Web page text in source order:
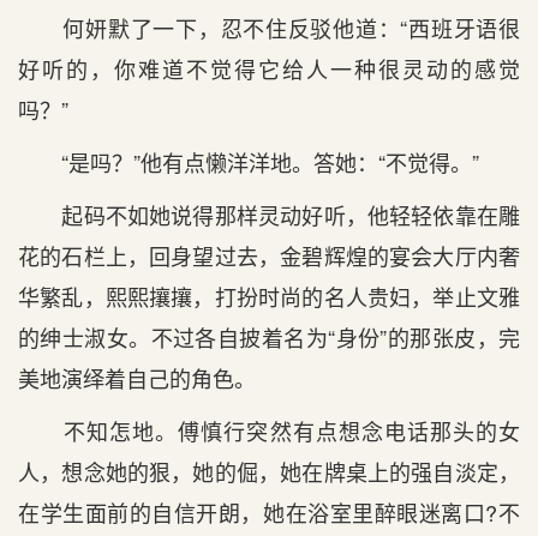
何妍默了一下，忍不住反驳他道：“西班牙语很
好听的，你难道不觉得它给人一种很灵动的感觉
吗？”
“是吗？”他有点懒洋洋地。答她：“不觉得。”
起码不如她说得那样灵动好听，他轻轻依靠在雕
花的石栏上，回身望过去，金碧辉煌的宴会大厅内奢
华繁乱，熙熙攘攘，打扮时尚的名人贵妇，举止文雅
的绅士淑女。不过各自披着名为“身份”的那张皮，完
美地演绎着自己的角色。
不知怎地。傅慎行突然有点想念电话那头的女
人，想念她的狠，她的倔，她在牌桌上的强自淡定，
在学生面前的自信开朗，她在浴室里醉眼迷离口?不